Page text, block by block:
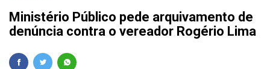
Ministério Público pede arquivamento de
denúncia contra o vereador Rogério Lima